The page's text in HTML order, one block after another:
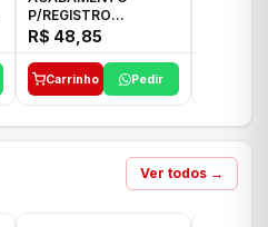
P/REGISTRO
1/2"-3/4"-1" ACB M
CS 33 ICO
R$ 48,85
Carrinho Pedir
Ver todos →